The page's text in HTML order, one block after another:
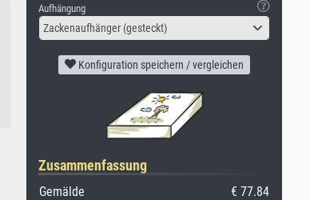
Aufhängung
Zackenaufhänger (gesteckt)
Konfiguration speichern / vergleichen
Zusammenfassung
Gemälde
€ 77.84